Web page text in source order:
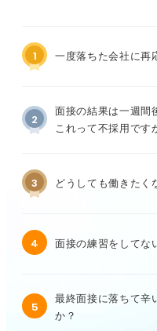
1 一度落ちた会社に再
2
面接の結果は一週間
これって不採用です
3 どうしても働きたく
4 面接の練習をしてな
5
最終面接に落ちて辛
か？